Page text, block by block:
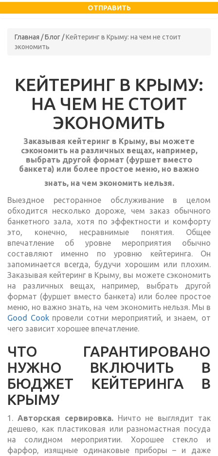
Главная /Блог /Кейтеринг в Крыму: на чем не стоит
экономить
КЕЙТЕРИНГ В КРЫМУ:
НА ЧЕМ НЕ СТОИТ
ЭКОНОМИТЬ
Заказывая кейтеринг в Крыму, вы можете
сэкономить на различных вещах, например,
выбрать другой формат (фуршет вместо
банкета) или более простое меню, но важно
знать, на чем экономить нельзя.
Выездное ресторанное обслуживание в целом
обходится несколько дороже, чем заказ обычного
банкетного зала, хотя по эффектности и комфорту
это, конечно, несравнимые понятия. Общее
впечатление об уровне мероприятия обычно
составляют именно по уровню кейтеринга. Он
запоминается всегда, будучи хорошим или плохим.
Заказывая кейтеринг в Крыму, вы можете сэкономить
на различных вещах, например, выбрать другой
формат (фуршет вместо банкета) или более простое
меню, но важно знать, на чем экономить нельзя. Мы в
Good Cookпровели сотни мероприятий, и знаем, от
чего зависит хорошее впечатление.
ЧТО ГАРАНТИРОВАНО
НУЖНО ВКЛЮЧИТЬ В
БЮДЖЕТ КЕЙТЕРИНГА В
КРЫМУ
1. Авторская сервировка.Ничто не выглядит так
дешево, как пластиковая или разномастная посуда
на солидном мероприятии. Хорошее стекло и
фарфор, изящные одинаковые приборы – и даже